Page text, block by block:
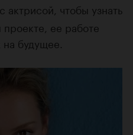
актрисой, чтобы узнать
ее работе
будущее.